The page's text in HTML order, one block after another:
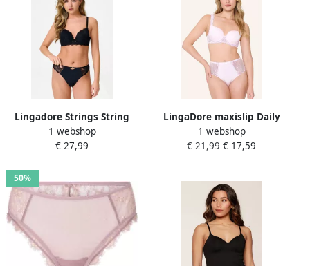
Lingadore Strings String
1 webshop
€ 27,99
LingaDore maxislip Daily
roze
1 webshop
€ 21,99 € 17,59
50%